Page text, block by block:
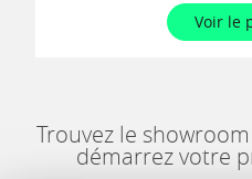
Voir le
Trouvez le
démarrez votre